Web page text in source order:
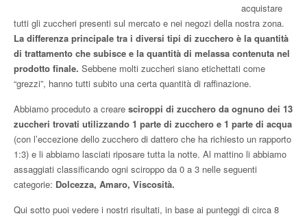
acquistare
tutti gli zuccheri presenti sul mercato e nei negozi della nostra zona.
La differenza principale tra i diversi tipi di zucchero è la quantità
di trattamento che subisce e la quantità di melassa contenuta nel
prodotto finale. Sebbene molti zuccheri siano etichettati come
“grezzi”, hanno tutti subito una certa quantità di raffinazione.
Abbiamo proceduto a creare sciroppi di zucchero da ognuno dei 13
zuccheri trovati utilizzando 1 parte di zucchero e 1 parte di acqua
(con l’eccezione dello zucchero di dattero che ha richiesto un rapporto
1:3) e li abbiamo lasciati riposare tutta la notte. Al mattino li abbiamo
assaggiati classificando ogni sciroppo da 0 a 3 nelle seguenti
categorie: Dolcezza, Amaro, Viscosità.
Qui sotto puoi vedere i nostri risultati, in base ai punteggi di circa 8